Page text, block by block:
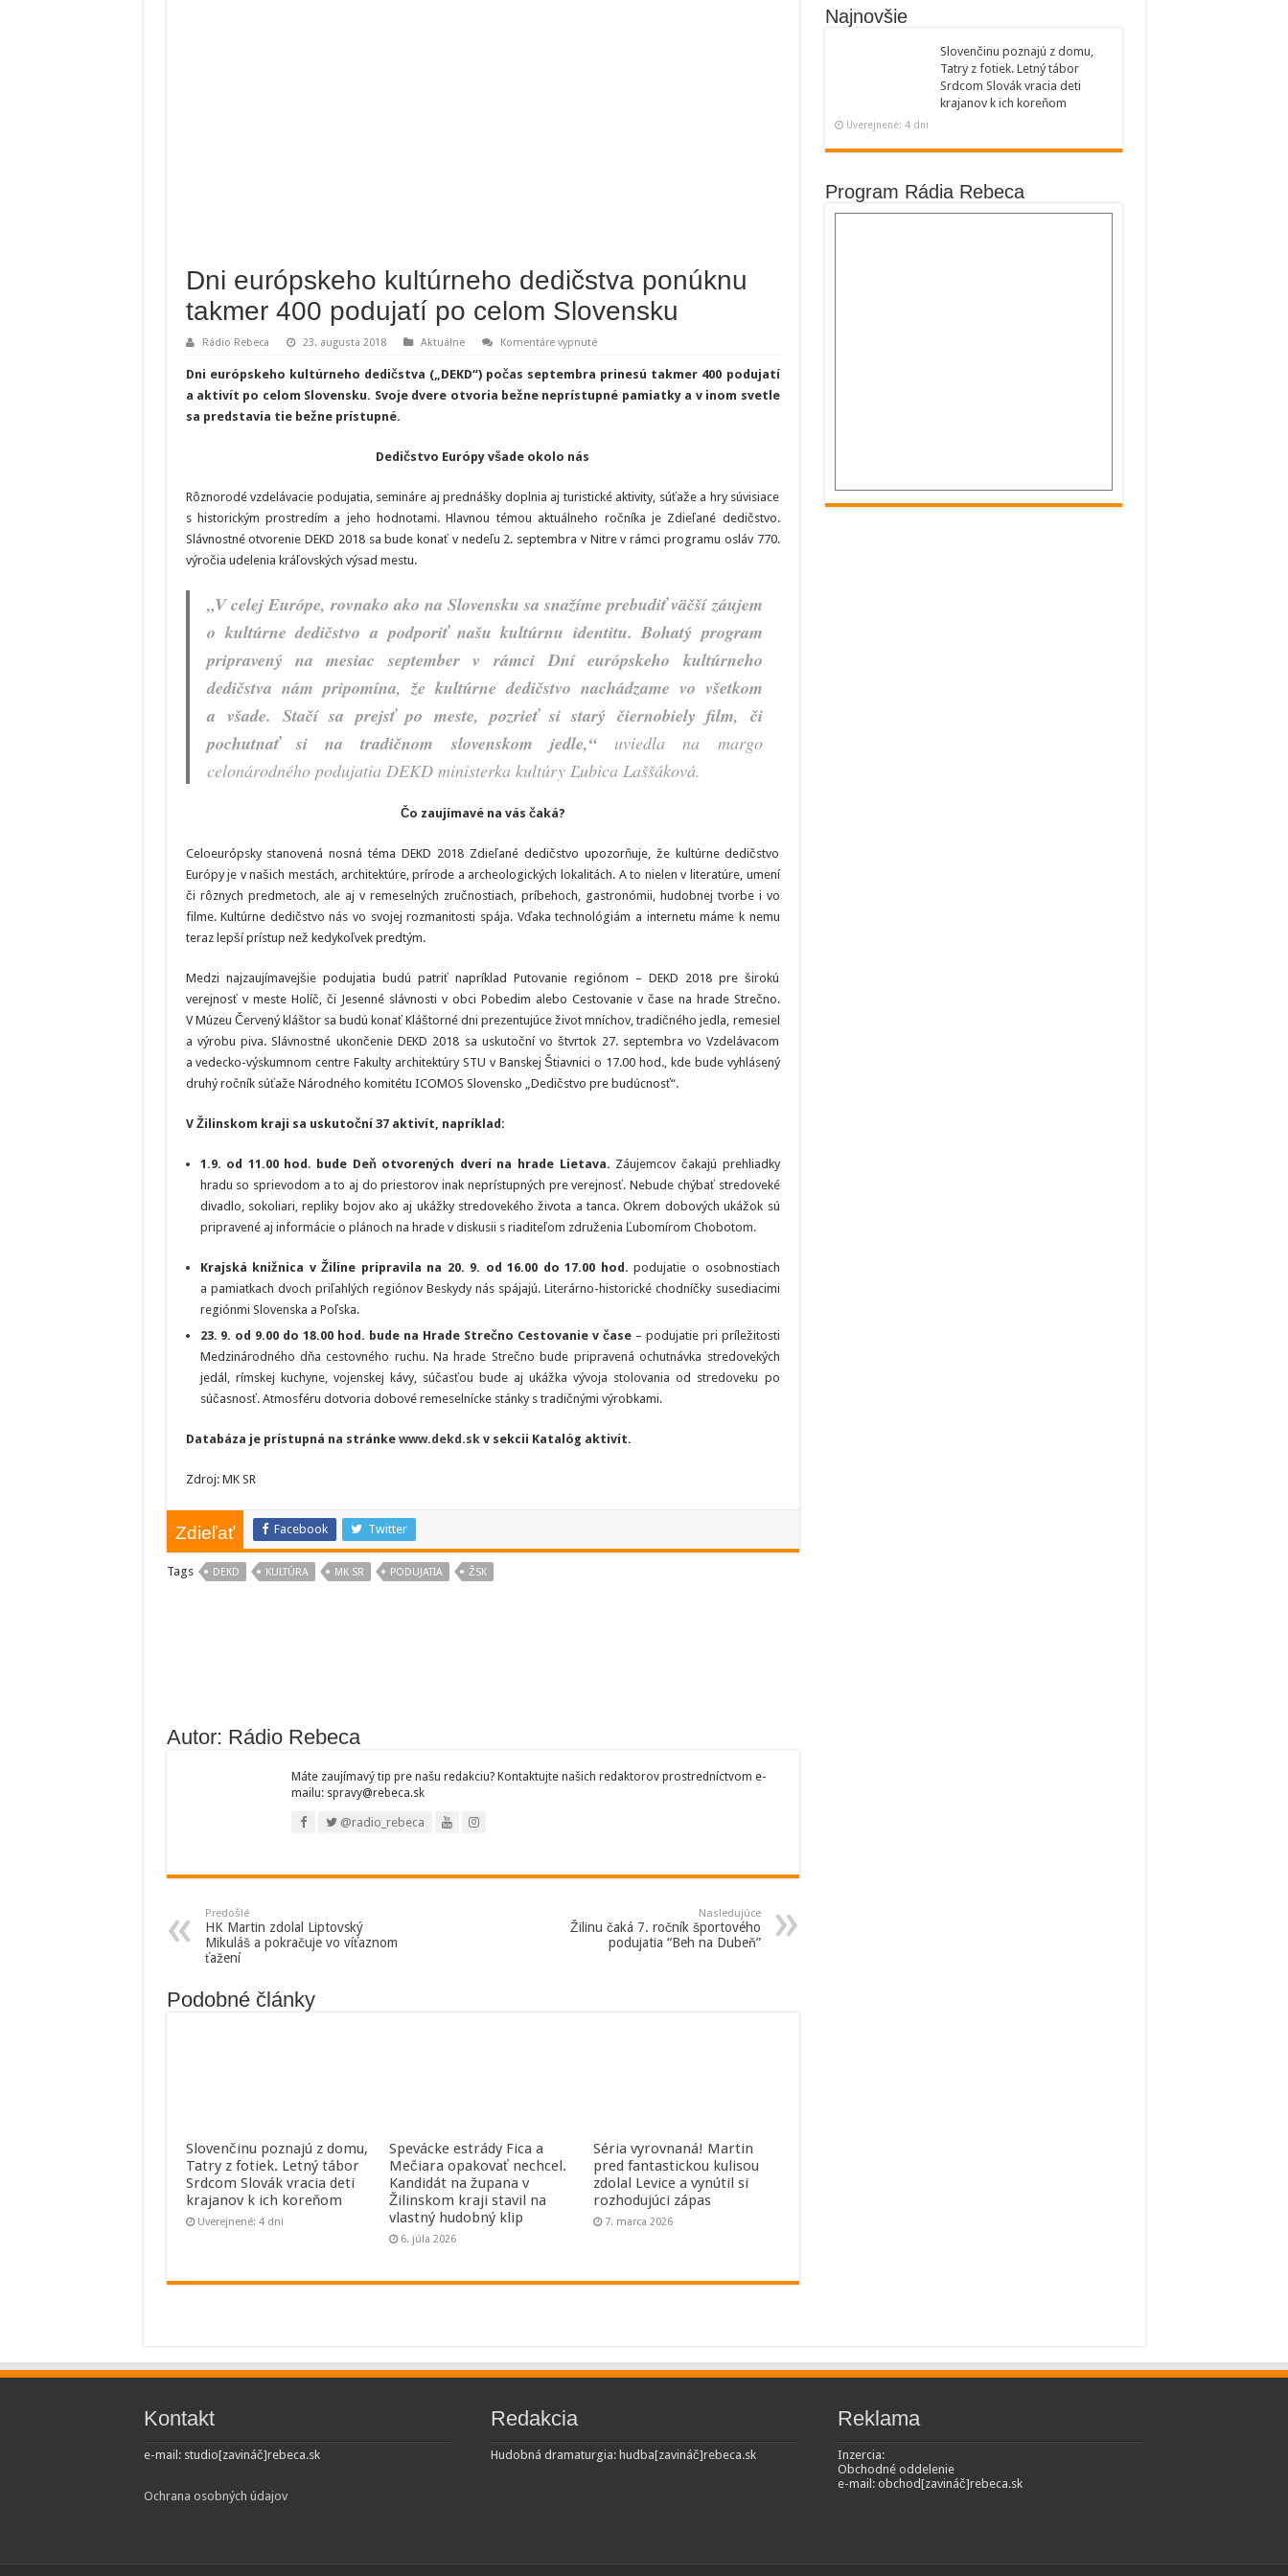
Dni európskeho kultúrneho dedičstva ponúknu
takmer 400 podujatí po celom Slovensku
Rádio Rebeca 23. augusta 2018 Aktuálne Komentáre vypnuténa
európskeho
kultúrneho
dedičstva
ponúknu
Dni európskeho kultúrneho dedičstva („DEKD“) počas septembra prinesú takmer 400 podujatí
a aktivít po celom Slovensku. Svoje dvere otvoria bežne neprístupné pamiatky a v inom svetle
sa predstavia tie bežne prístupné.
Dedičstvo Európy všade okolo nás
Rôznorodé vzdelávacie podujatia, semináre aj prednášky doplnia aj turistické aktivity, súťaže a hry súvisiace
s historickým prostredím a jeho hodnotami. Hlavnou témou aktuálneho ročníka je Zdieľané dedičstvo.
Slávnostné otvorenie DEKD 2018 sa bude konať v nedeľu 2. septembra v Nitre v rámci programu osláv 770.
výročia udelenia kráľovských výsad mestu.
„V celej Európe, rovnako ako na Slovensku sa snažíme prebudiť väčší záujem
o kultúrne dedičstvo a podporiť našu kultúrnu identitu. Bohatý program
pripravený na mesiac september v rámci Dní európskeho kultúrneho
dedičstva nám pripomína, že kultúrne dedičstvo nachádzame vo všetkom
a všade. Stačí sa prejsť po meste, pozrieť si starý čiernobiely film, či
pochutnať si na tradičnom slovenskom jedle,“
uviedla na margo
celonárodného podujatia DEKD ministerka kultúry Ľubica Laššáková.
Čo zaujímavé na vás čaká?
Celoeurópsky stanovená nosná téma DEKD 2018 Zdieľané dedičstvo upozorňuje, že kultúrne dedičstvo
Európy je v našich mestách, architektúre, prírode a archeologických lokalitách. A to nielen v literatúre, umení
či rôznych predmetoch, ale aj v remeselných zručnostiach, príbehoch, gastronómii, hudobnej tvorbe i vo
filme. Kultúrne dedičstvo nás vo svojej rozmanitosti spája. Vďaka technológiám a internetu máme k nemu
teraz lepší prístup než kedykoľvek predtým.
Medzi najzaujímavejšie podujatia budú patriť napríklad Putovanie regiónom – DEKD 2018 pre širokú
verejnosť v meste Holíč, či Jesenné slávnosti v obci Pobedim alebo Cestovanie v čase na hrade Strečno.
V Múzeu Červený kláštor sa budú konať Kláštorné dni prezentujúce život mníchov, tradičného jedla, remesiel
a výrobu piva. Slávnostné ukončenie DEKD 2018 sa uskutoční vo štvrtok 27. septembra vo Vzdelávacom
a vedecko-výskumnom centre Fakulty architektúry STU v Banskej Štiavnici o 17.00 hod., kde bude vyhlásený
druhý ročník súťaže Národného komitétu ICOMOS Slovensko „Dedičstvo pre budúcnosť“.
V Žilinskom kraji sa uskutoční 37 aktivít, napríklad:
1.9. od 11.00 hod . bude Deň otvorených dverí na hrade Lietava. Záujemcov čakajú prehliadky
hradu so sprievodom a to aj do priestorov inak neprístupných pre verejnosť. Nebude chýbať stredoveké
divadlo, sokoliari, repliky bojov ako aj ukážky stredovekého života a tanca. Okrem dobových ukážok sú
pripravené aj informácie o plánoch na hrade v diskusii s riaditeľom združenia Ľubomírom Chobotom.
Krajská knižnica v Žiline pripravila na 20. 9. od 16.00 do 17.00 hod. podujatie o osobnostiach
a pamiatkach dvoch priľahlých regiónov Beskydy nás spájajú. Literárno-historické chodníčky susediacimi
regiónmi Slovenska a Poľska.
23. 9. od 9.00 do 18.00 hod. bude na Hrade Strečno Cestovanie v čase– podujatie pri príležitosti
Medzinárodného dňa cestovného ruchu. Na hrade Strečno bude pripravená ochutnávka stredovekých
jedál, rímskej kuchyne, vojenskej kávy, súčasťou bude aj ukážka vývoja stolovania od stredoveku po
súčasnosť. Atmosféru dotvoria dobové remeselnícke stánky s tradičnými výrobkami.
Databáza je prístupná na stránke www.dekd.sk v sekcii Katalóg aktivít.
Zdroj: MK SR
Zdieľať Facebook Twitter
Tags DEKD KULTÚRA MK SR PODUJATIA ŽSK
Autor: Rádio Rebeca
Máte zaujímavý tip pre našu redakciu? Kontaktujte našich redaktorov prostredníctvom e-
mailu: spravy@rebeca.sk
@radio_rebeca
Predošlé
HK Martin zdolal Liptovský
Mikuláš a pokračuje vo víťaznom
ťažení
Nasledujúce
Žilinu čaká 7. ročník športového
podujatia “Beh na Dubeň”
Podobné články
Slovenčinu poznajú z domu,
Tatry z fotiek. Letný tábor
Srdcom Slovák vracia deti
krajanov k ich koreňom
Uverejnené: 4 dni
Spevácke estrády Fica a
Mečiara opakovať nechcel.
Kandidát na župana v
Žilinskom kraji stavil na
vlastný hudobný klip
6. júla 2026
Séria vyrovnaná! Martin
pred fantastickou kulisou
zdolal Levice a vynútil si
rozhodujúci zápas
7. marca 2026
Najnovšie
Slovenčinu poznajú z domu,
Tatry z fotiek. Letný tábor
Srdcom Slovák vracia deti
krajanov k ich koreňom
Uverejnené: 4 dni
Program Rádia Rebeca
Kontakt
e-mail: studio[zavináč]rebeca.sk
Ochrana osobných údajov
Redakcia
Hudobná dramaturgia: hudba[zavináč]rebeca.sk
Reklama
Inzercia:
Obchodné oddelenie
e-mail: obchod[zavináč]rebeca.sk